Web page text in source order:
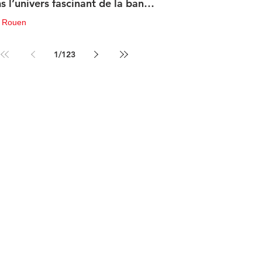
l’univers fascinant de la bande
de science-fiction
1/123